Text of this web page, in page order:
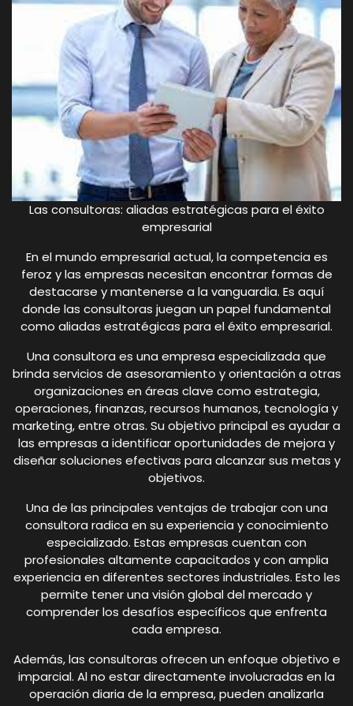
Las consultoras: aliadas estratégicas para el éxito
empresarial
En el mundo empresarial actual, la competencia es
feroz y las empresas necesitan encontrar formas de
destacarse y mantenerse a la vanguardia. Es aquí
donde las consultoras juegan un papel fundamental
como aliadas estratégicas para el éxito empresarial.
Una consultora es una empresa especializada que
brinda servicios de asesoramiento y orientación a otras
organizaciones en áreas clave como estrategia,
operaciones, finanzas, recursos humanos, tecnología y
marketing, entre otras. Su objetivo principal es ayudar a
las empresas a identificar oportunidades de mejora y
diseñar soluciones efectivas para alcanzar sus metas y
objetivos.
Una de las principales ventajas de trabajar con una
consultora radica en su experiencia y conocimiento
especializado. Estas empresas cuentan con
profesionales altamente capacitados y con amplia
experiencia en diferentes sectores industriales. Esto les
permite tener una visión global del mercado y
comprender los desafíos específicos que enfrenta
cada empresa.
Además, las consultoras ofrecen un enfoque objetivo e
imparcial. Al no estar directamente involucradas en la
operación diaria de la empresa, pueden analizarla